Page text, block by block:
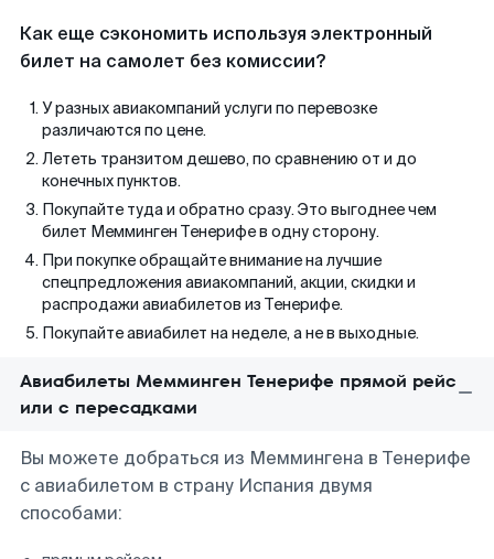
Как еще сэкономить используя электронный
билет на самолет без комиссии?
У разных авиакомпаний услуги по перевозке
различаются по цене.
Лететь транзитом дешево, по сравнению от и до
конечных пунктов.
Покупайте туда и обратно сразу. Это выгоднее чем
билет Мемминген Тенерифе в одну сторону.
При покупке обращайте внимание на лучшие
спецпредложения авиакомпаний, акции, скидки и
распродажи авиабилетов из Тенерифе.
Покупайте авиабилет на неделе, а не в выходные.
Авиабилеты Мемминген Тенерифе прямой рейс
или с пересадками
Вы можете добраться из Меммингена в Тенерифе
с авиабилетом в страну Испания двумя
способами: